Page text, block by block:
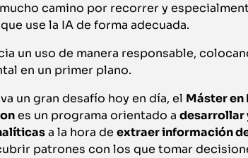
camino por recorrer y
use la IA de forma adecuada.
un uso de manera responsable,
en un primer plano.
un gran desafío hoy en día, el Máster en
es un programa orientado a desarrollar
a la hora de extraer información
patrones con los que tomar